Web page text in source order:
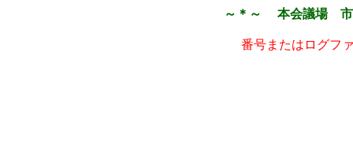
～＊～ 本会議場 市
番号またはログフ